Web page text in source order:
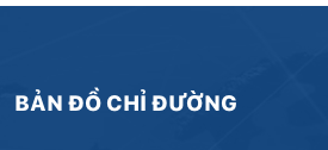
BẢN ĐỒ CHỈ ĐƯỜNG